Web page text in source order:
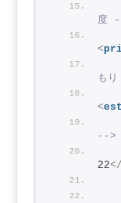
度
<
も
<
-->
22</